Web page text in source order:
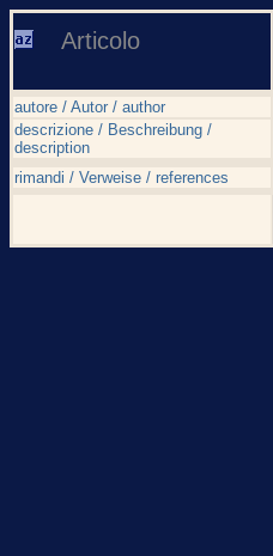
Articolo
autore / Autor / author
descrizione / Beschreibung /
description
rimandi / Verweise / references